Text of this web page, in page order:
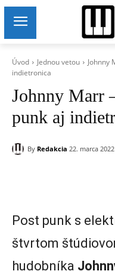
Úvod Jednou vetou
Johnny
indietronica
Johnny Marr
punk aj
By Redakcia 22. marca 2022
Post punk s
štvrtom
hudobníka